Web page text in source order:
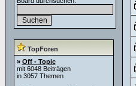
TopForen
» Off - Topic
mit 6048 Beiträgen
in 3057 Themen